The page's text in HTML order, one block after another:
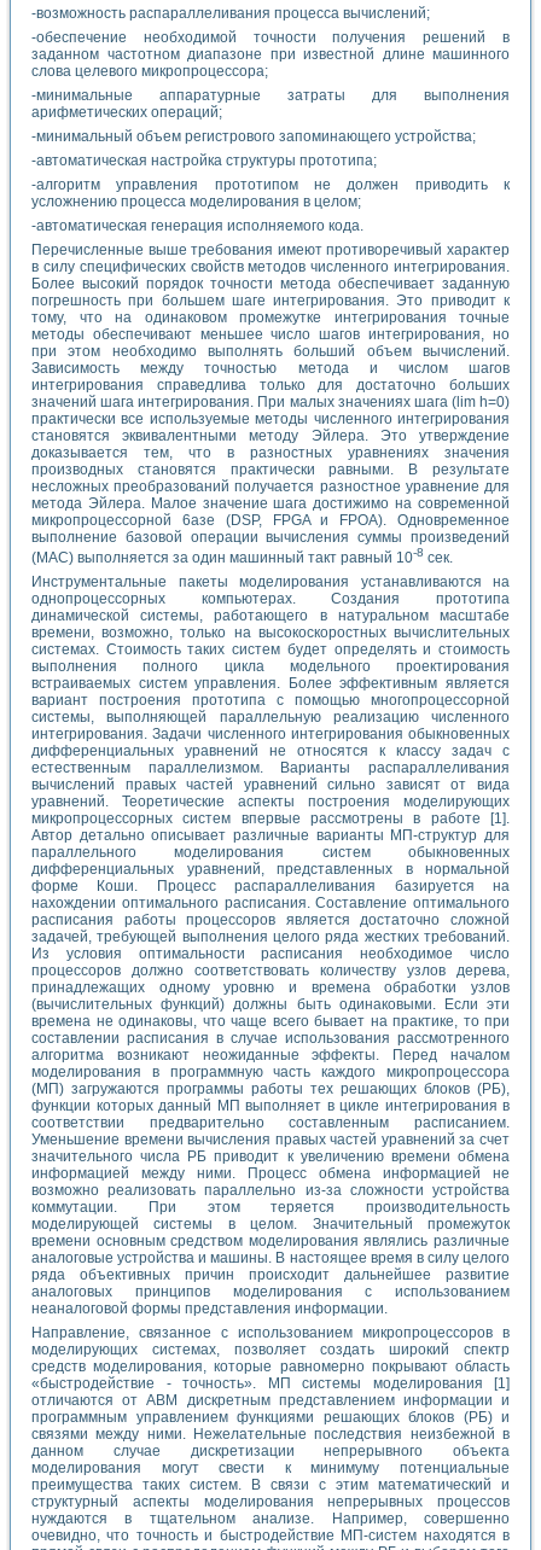
-возможность распараллеливания процесса вычислений;
-обеспечение необходимой точности получения решений в
заданном частотном диапазоне при известной длине машинного
слова целевого микропроцессора;
-минимальные аппаратурные затраты для выполнения
арифметических операций;
-минимальный объем регистрового запоминающего устройства;
-автоматическая настройка структуры прототипа;
-алгоритм управления прототипом не должен приводить к
усложнению процесса моделирования в целом;
-автоматическая генерация исполняемого кода.
Перечисленные выше требования имеют противоречивый характер
в силу специфических свойств методов численного интегрирования.
Более высокий порядок точности метода обеспечивает заданную
погрешность при большем шаге интегрирования. Это приводит к
тому, что на одинаковом промежутке интегрирования точные
методы обеспечивают меньшее число шагов интегрирования, но
при этом необходимо выполнять больший объем вычислений.
Зависимость между точностью метода и числом шагов
интегрирования справедлива только для достаточно больших
значений шага интегрирования. При малых значениях шага (lim h=0)
практически все используемые методы численного интегрирования
становятся эквивалентными методу Эйлера. Это утверждение
доказывается тем, что в разностных уравнениях значения
производных становятся практически равными. В результате
несложных преобразований получается разностное уравнение для
метода Эйлера. Малое значение шага достижимо на современной
микропроцессорной 6aзe (DSP, FPGA и FPOA). Одновременное
выполнение базовой операции вычисления суммы произведений
(MAC) выполняется за один машинный такт равный 10-8 сек.
Инструментальные пакеты моделирования устанавливаются на
однопроцессорных компьютерах. Создания прототипа
динамической системы, работающего в натуральном масштабе
времени, возможно, только на высокоскоростных вычислительных
системах. Стоимость таких систем будет определять и стоимость
выполнения полного цикла модельного проектирования
встраиваемых систем управления. Более эффективным является
вариант построения прототипа с помощью многопроцессорной
системы, выполняющей параллельную реализацию численного
интегрирования. Задачи численного интегрирования обыкновенных
дифференциальных уравнений не относятся к классу задач с
естественным параллелизмом. Варианты распараллеливания
вычислений правых частей уравнений сильно зависят от вида
уравнений. Теоретические аспекты построения моделирующих
микропроцессорных систем впервые рассмотрены в работе [1].
Автор детально описывает различные варианты МП-структур для
параллельного моделирования систем обыкновенных
дифференциальных уравнений, представленных в нормальной
форме Коши. Процесс распараллеливания базируется на
нахождении оптимального расписания. Составление оптимального
расписания работы процессоров является достаточно сложной
задачей, требующей выполнения целого ряда жестких требований.
Из условия оптимальности расписания необходимое число
процессоров должно соответствовать количеству узлов дерева,
принадлежащих одному уровню и времена обработки узлов
(вычислительных функций) должны быть одинаковыми. Если эти
времена не одинаковы, что чаще всего бывает на практике, то при
составлении расписания в случае использования рассмотренного
алгоритма возникают неожиданные эффекты. Перед началом
моделирования в программную часть каждого микропроцессора
(МП) загружаются программы работы тех решающих блоков (РБ),
функции которых данный МП выполняет в цикле интегрирования в
соответствии предварительно составленным расписанием.
Уменьшение времени вычисления правых частей уравнений за счет
значительного числа РБ приводит к увеличению времени обмена
информацией между ними. Процесс обмена информацией не
возможно реализовать параллельно из-за сложности устройства
коммутации. При этом теряется производительность
моделирующей системы в целом. Значительный промежуток
времени основным средством моделирования являлись различные
аналоговые устройства и машины. В настоящее время в силу целого
ряда объективных причин происходит дальнейшее развитие
аналоговых принципов моделирования с использованием
неаналоговой формы представления информации.
Направление, связанное с использованием микропроцессоров в
моделирующих системах, позволяет создать широкий спектр
средств моделирования, которые равномерно покрывают область
«быстродействие - точность». МП системы моделирования [1]
отличаются от АВМ дискретным представлением информации и
программным управлением функциями решающих блоков (РБ) и
связями между ними. Нежелательные последствия неизбежной в
данном случае дискретизации непрерывного объекта
моделирования могут свести к минимуму потенциальные
преимущества таких систем. В связи с этим математический и
структурный аспекты моделирования непрерывных процессов
нуждаются в тщательном анализе. Например, совершенно
очевидно, что точность и быстродействие МП-систем находятся в